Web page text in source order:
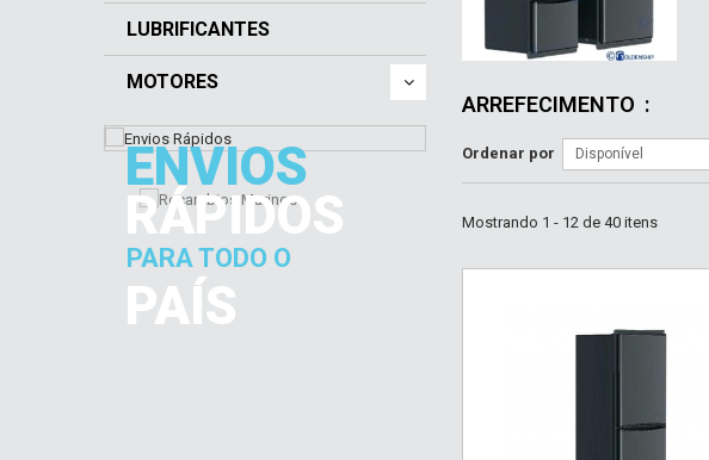
LUBRIFICANTES
MOTORES
ENVIOS
RÁPIDOS
PARA TODO O
PAÍS
ARREFECIMENTO :
Ordenar por Disponível
Mostrando 1 - 12 de 40 itens